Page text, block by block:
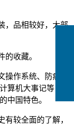
，品相较好，大部
收藏。
作系统、防病毒
算机大事记等，进
中国特色。
较全面的了解，